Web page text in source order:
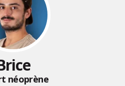
néoprène